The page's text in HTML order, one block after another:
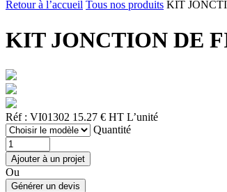
Retour à l’accueil Tous nos produits KIT
KIT JONCTION DE
Réf : VI01302 15.27 € HT L’unité
Quantité
Ou